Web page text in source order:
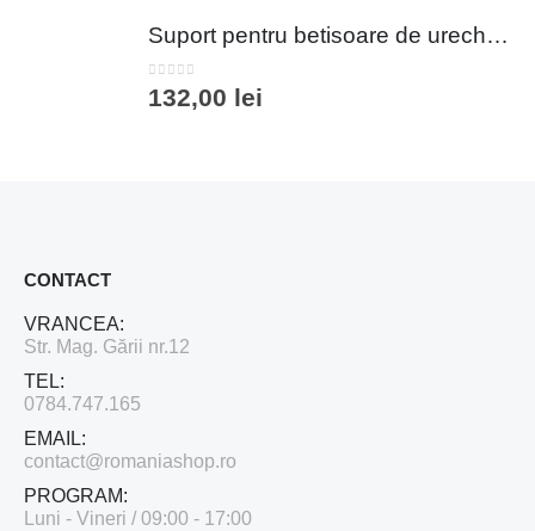
Suport pentru betisoare de urechi si dischete demachiante Wenko 18 cm inox plastic argintiu
0out of 5
132,00 lei
CONTACT
VRANCEA:
Str. Mag. Gării nr.12
TEL:
0784.747.165
EMAIL:
contact@romaniashop.ro
PROGRAM:
Luni - Vineri / 09:00 - 17:00